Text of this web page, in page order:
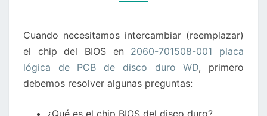
LÓGICA
DE
DISCO
DURO
Cuando necesitamos intercambiar (reemplazar)
el chip del BIOS en 2060-701508-001 placa
lógica de PCB de disco duro WD, primero
debemos resolver algunas preguntas:
¿Qué es el chip BIOS del disco duro?